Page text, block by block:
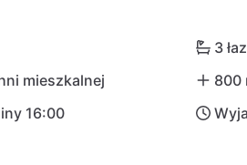
na kontynencie jest
3
mieszkalnej
800
16:00